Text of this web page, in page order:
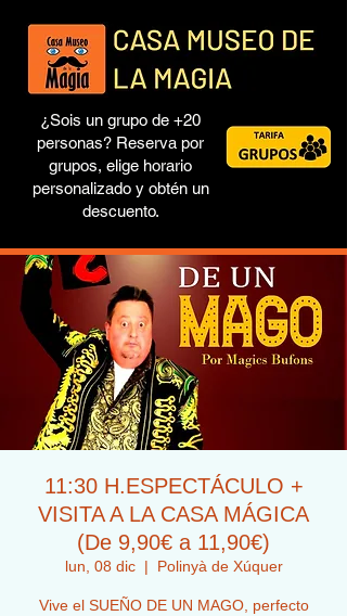
¿Sois un grupo de +20
personas? Reserva por
grupos, elige horario
personalizado y obtén un
descuento.
11:30 H.ESPECTÁCULO +
VISITA A LA CASA MÁGICA
(De 9,90€ a 11,90€)
lun, 08 dic
  |
Polinyà de Xúquer
Vive el SUEÑO DE UN MAGO, perfecto